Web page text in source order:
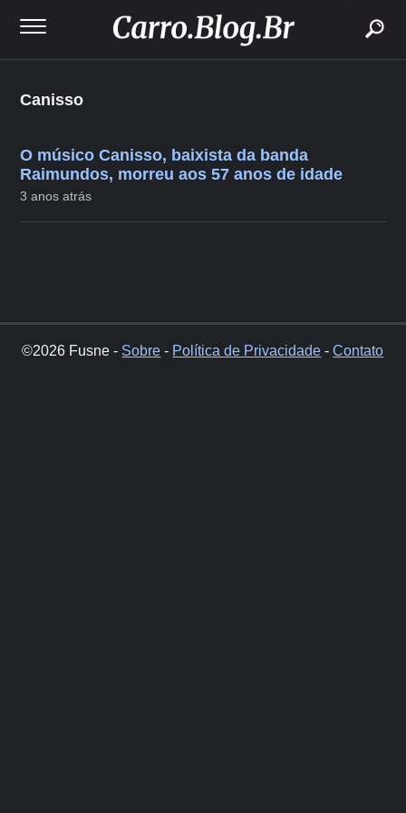
Canisso
O músico Canisso, baixista da banda
Raimundos, morreu aos 57 anos de idade
3 anos atrás
©2026 Fusne - Sobre - Política de Privacidade -Contato